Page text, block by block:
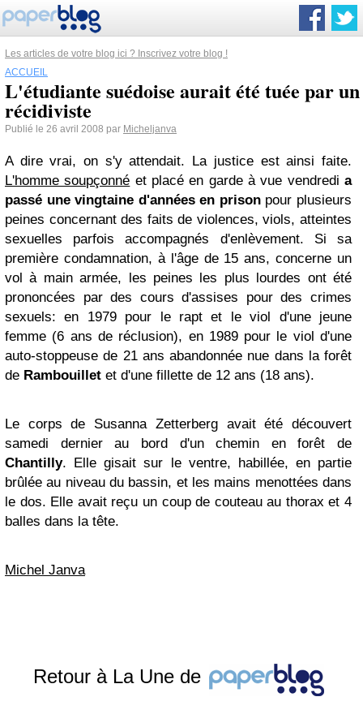
Les articles de votre blog ici ? Inscrivez votre blog !
ACCUEIL
L'étudiante suédoise aurait été tuée par un
récidiviste
Publié le 26 avril 2008 par Micheljanva
A dire vrai, on s'y attendait. La justice est ainsi faite.
L'homme soupçonné et placé en garde à vue vendredi a
passé une vingtaine d'années en prisonpour plusieurs
peines concernant des faits de violences, viols, atteintes
sexuelles parfois accompagnés d'enlèvement. Si sa
première condamnation, à l'âge de 15 ans, concerne un
vol à main armée, les peines les plus lourdes ont été
prononcées par des cours d'assises pour des crimes
sexuels: en 1979 pour le rapt et le viol d'une jeune
femme (6 ans de réclusion), en 1989 pour le viol d'une
auto-stoppeuse de 21 ans abandonnée nue dans la forêt
de Rambouillet et d'une fillette de 12 ans (18 ans).
Le corps de Susanna Zetterberg avait été découvert
samedi dernier au bord d'un chemin en forêt de
Chantilly. Elle gisait sur le ventre, habillée, en partie
brûlée au niveau du bassin, et les mains menottées dans
le dos. Elle avait reçu un coup de couteau au thorax et 4
balles dans la tête.
Michel Janva
Retour à La Une de